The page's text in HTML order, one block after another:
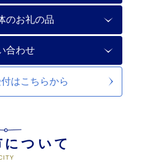
のお礼の品
合わせ
はこちらから
について